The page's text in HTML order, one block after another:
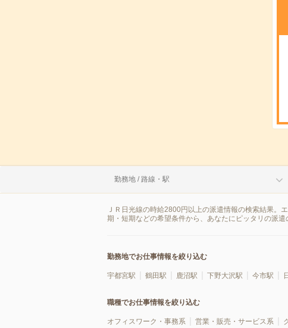
勤務地 / 路線・駅
ＪＲ日光線の時給2800円以上の派遣情報の検索結果。
期・短期などの希望条件から、あなたにピッタリの派遣
勤務地でお仕事情報を絞り込む
宇都宮駅 鶴田駅 鹿沼駅 下野大沢駅 今市駅
職種でお仕事情報を絞り込む
オフィスワーク・事務系 営業・販売・サービス系